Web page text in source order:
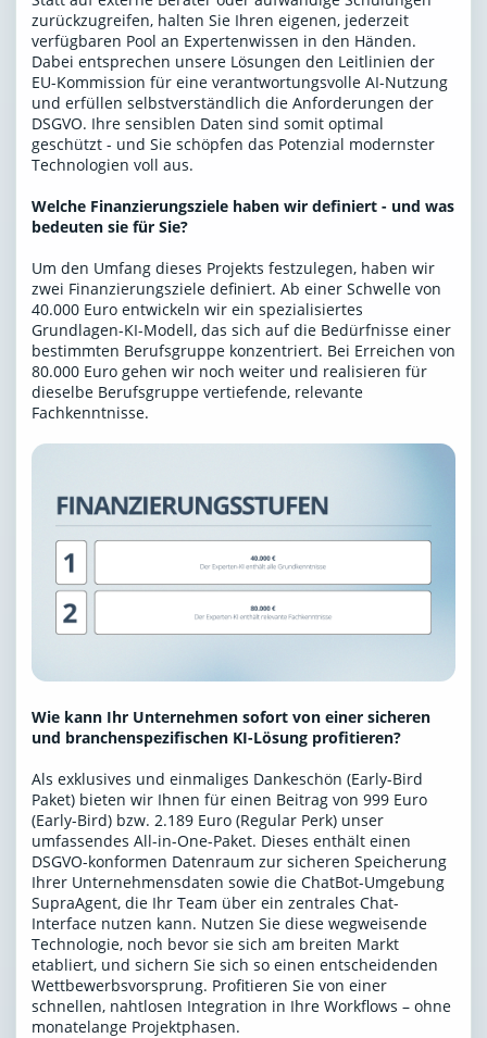
zurückzugreifen, halten Sie Ihren eigenen, jederzeit
verfügbaren Pool an Expertenwissen in den Händen.
Dabei entsprechen unsere Lösungen den Leitlinien der
EU-Kommission für eine verantwortungsvolle AI-Nutzung
und erfüllen selbstverständlich die Anforderungen der
DSGVO. Ihre sensiblen Daten sind somit optimal
geschützt - und Sie schöpfen das Potenzial modernster
Technologien voll aus.
Welche Finanzierungsziele haben wir definiert - und was
bedeuten sie für Sie?
Um den Umfang dieses Projekts festzulegen, haben wir
zwei Finanzierungsziele definiert. Ab einer Schwelle von
40.000 Euro entwickeln wir ein spezialisiertes
Grundlagen-KI-Modell, das sich auf die Bedürfnisse einer
bestimmten Berufsgruppe konzentriert. Bei Erreichen von
80.000 Euro gehen wir noch weiter und realisieren für
dieselbe Berufsgruppe vertiefende, relevante
Fachkenntnisse.
Wie kann Ihr Unternehmen sofort von einer sicheren
und branchenspezifischen KI-Lösung profitieren?
Als exklusives und einmaliges Dankeschön (Early-Bird
Paket) bieten wir Ihnen für einen Beitrag von 999 Euro
(Early-Bird) bzw. 2.189 Euro (Regular Perk) unser
umfassendes All-in-One-Paket. Dieses enthält einen
DSGVO-konformen Datenraum zur sicheren Speicherung
Ihrer Unternehmensdaten sowie die ChatBot-Umgebung
SupraAgent, die Ihr Team über ein zentrales Chat-
Interface nutzen kann. Nutzen Sie diese wegweisende
Technologie, noch bevor sie sich am breiten Markt
etabliert, und sichern Sie sich so einen entscheidenden
Wettbewerbsvorsprung. Profitieren Sie von einer
schnellen, nahtlosen Integration in Ihre Workflows – ohne
monatelange Projektphasen.